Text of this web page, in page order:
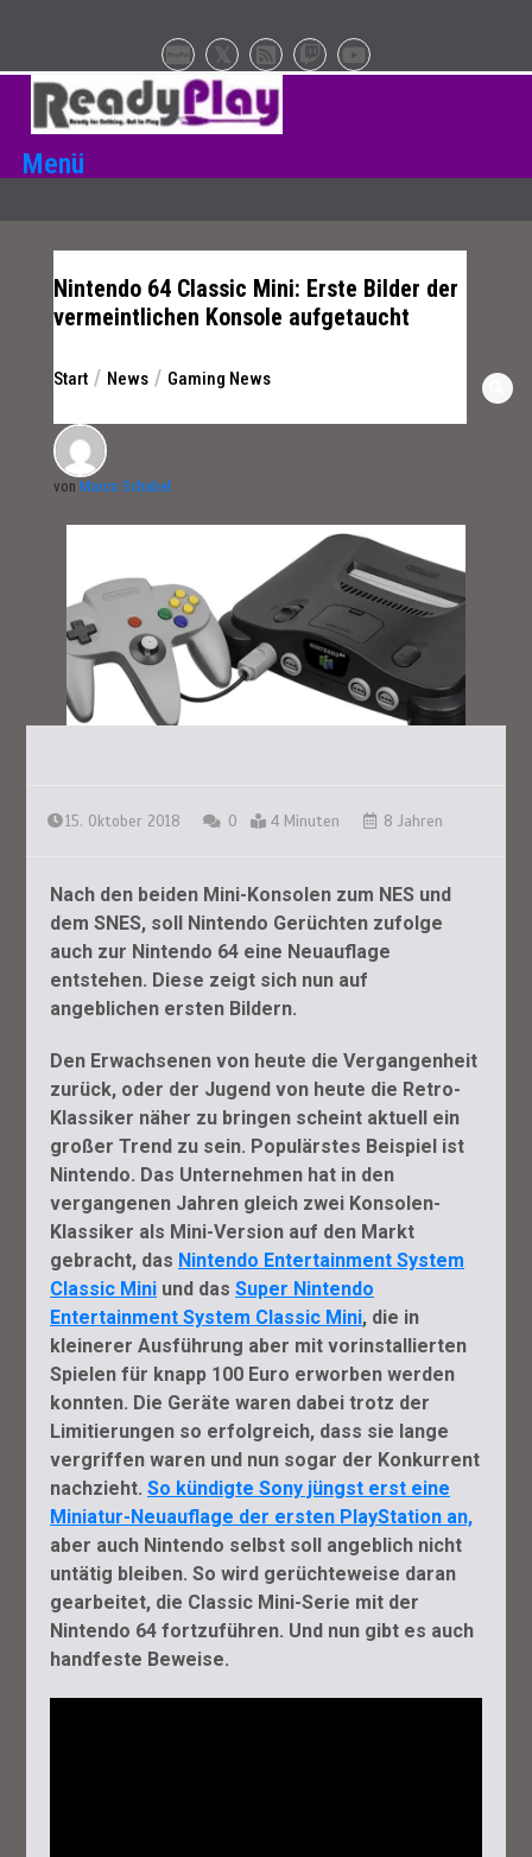
springen
Menü
Nintendo 64 Classic Mini: Erste Bilder der
vermeintlichen Konsole aufgetaucht
Start News Gaming News
von Marco Schabel
15. Oktober 2018 0 4 Minuten 8 Jahren
Nach den beiden Mini-Konsolen zum NES und
dem SNES, soll Nintendo Gerüchten zufolge
auch zur Nintendo 64 eine Neuauflage
entstehen. Diese zeigt sich nun auf
angeblichen ersten Bildern.
Den Erwachsenen von heute die Vergangenheit
zurück, oder der Jugend von heute die Retro-
Klassiker näher zu bringen scheint aktuell ein
großer Trend zu sein. Populärstes Beispiel ist
Nintendo. Das Unternehmen hat in den
vergangenen Jahren gleich zwei Konsolen-
Klassiker als Mini-Version auf den Markt
gebracht, das Nintendo Entertainment System
Classic Mini und dasSuper Nintendo
Entertainment System Classic Mini, die in
kleinerer Ausführung aber mit vorinstallierten
Spielen für knapp 100 Euro erworben werden
konnten. Die Geräte waren dabei trotz der
Limitierungen so erfolgreich, dass sie lange
vergriffen waren und nun sogar der Konkurrent
nachzieht.So kündigte Sony jüngst erst eine
Miniatur-Neuauflage der ersten PlayStation an,
aber auch Nintendo selbst soll angeblich nicht
untätig bleiben. So wird gerüchteweise daran
gearbeitet, die Classic Mini-Serie mit der
Nintendo 64 fortzuführen. Und nun gibt es auch
handfeste Beweise.